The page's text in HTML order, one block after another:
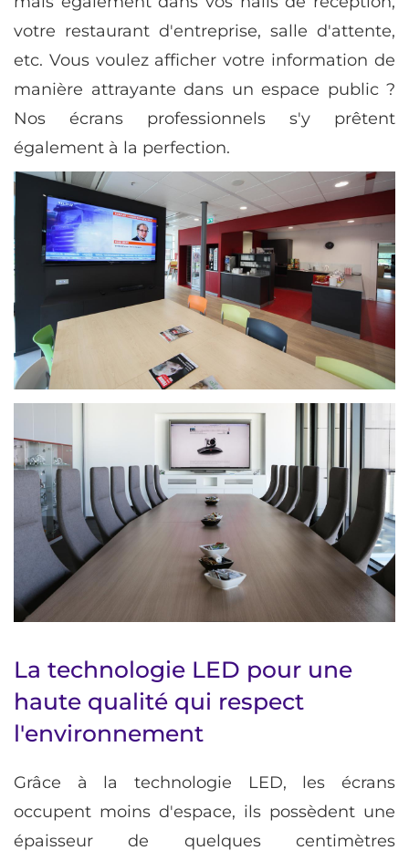
votre restaurant d'entreprise, salle d'attente,
etc. Vous voulez afficher votre information de
manière attrayante dans un espace public ?
Nos écrans professionnels s'y prêtent
également à la perfection.
La technologie LED pour une
haute qualité qui respect
l'environnement
Grâce à la technologie LED, les écrans
occupent moins d'espace, ils possèdent une
épaisseur de quelques centimètres